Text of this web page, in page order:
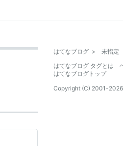
はてなブログ > 未指定
はてなブログ タグとは
はてなブログトップ
Copyright (C) 2001-2026